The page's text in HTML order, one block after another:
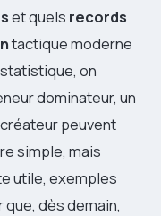
et quels records
tactique moderne
on
dominateur, un
peuvent
simple, mais
utile, exemples
dès demain,